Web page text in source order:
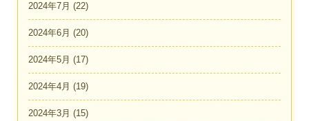
2024年7月 (22)
2024年6月 (20)
2024年5月 (17)
2024年4月 (19)
2024年3月 (15)